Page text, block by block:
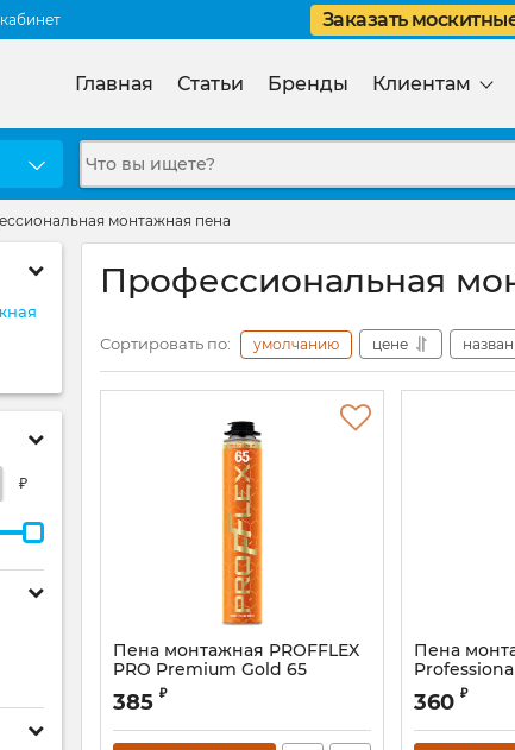
Заказать
Главная Статьи Бренды Клиентам
монтажная пена
₽
Профессиональная
Сортировать по: умолчанию цене
Пена монтажная PROFFLEX
PRO Premium Gold 65
летняя
385 ₽
Пена
Артикул:
360 ₽